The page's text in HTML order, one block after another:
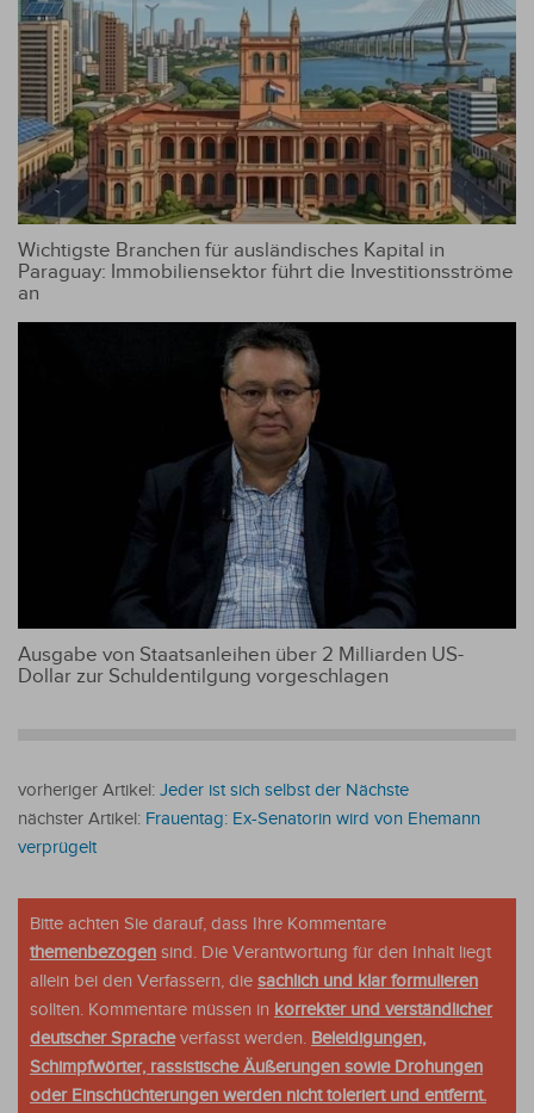
Wichtigste Branchen für ausländisches Kapital in
Paraguay: Immobiliensektor führt die Investitionsströme
an
Ausgabe von Staatsanleihen über 2 Milliarden US-
Dollar zur Schuldentilgung vorgeschlagen
vorheriger Artikel: Jeder ist sich selbst der Nächste
nächster Artikel: Frauentag: Ex-Senatorin wird von Ehemann
verprügelt
Bitte achten Sie darauf, dass Ihre Kommentare
themenbezogen sind. Die Verantwortung für den Inhalt liegt
allein bei den Verfassern, die sachlich und klar formulieren
sollten. Kommentare müssen in korrekter und verständlicher
deutscher Spracheverfasst werden. Beleidigungen,
Schimpfwörter, rassistische Äußerungen sowie Drohungen
oder Einschüchterungen werden nicht toleriert und entfernt.